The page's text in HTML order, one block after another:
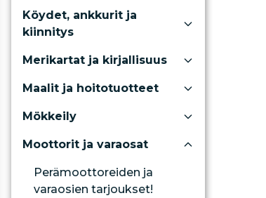
Köydet, ankkurit ja
kiinnitys
Merikartat ja kirjallisuus
Maalit ja hoitotuotteet
Mökkeily
Moottorit ja varaosat
Perämoottoreiden ja
varaosien tarjoukset!